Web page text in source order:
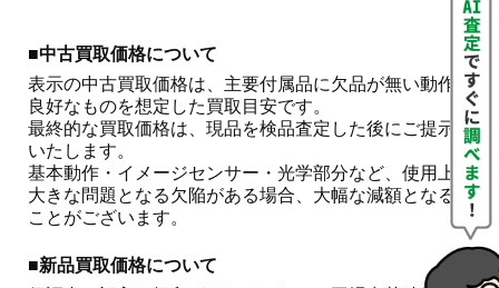
■中古買取価格について
表示の中古買取価格は、主要付属品に欠品が無い動作
良好なものを想定した買取目安です。
最終的な買取価格は、現品を検品査定した後にご提示
いたします。
基本動作・イメージセンサー・光学部分など、使用上
大きな問題となる欠陥がある場合、大幅な減額となる
ことがございます。
■新品買取価格について